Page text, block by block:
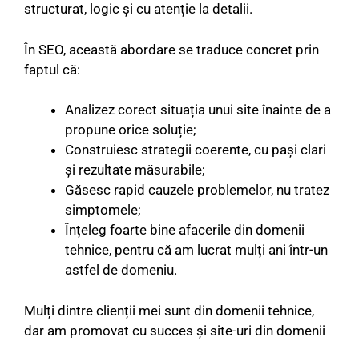
structurat, logic și cu atenție la detalii.
În SEO, această abordare se traduce concret prin
faptul că:
Analizez corect situația unui site înainte de a
propune orice soluție;
Construiesc strategii coerente, cu pași clari
și rezultate măsurabile;
Găsesc rapid cauzele problemelor, nu tratez
simptomele;
Înțeleg foarte bine afacerile din domenii
tehnice, pentru că am lucrat mulți ani într-un
astfel de domeniu.
Mulți dintre clienții mei sunt din domenii tehnice,
dar am promovat cu succes și site-uri din domenii